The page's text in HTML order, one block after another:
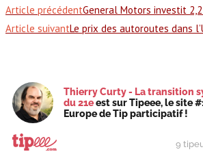
Article précédentGeneral Motors investit
Article suivantLe prix des autoroutes dans
Thierry Curty - La transition
du 21eest sur Tipeee, le site
Europe de Tip participatif !
9